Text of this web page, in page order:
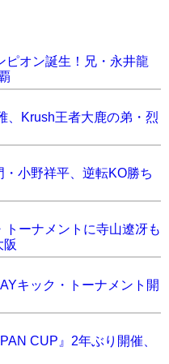
ピオン誕生！兄・永井龍
、Krush王者大鹿の弟・烈
・小野祥平、逆転KO勝ち
ーナメントに寺山遼冴も
阪
キック・トーナメント開
CUP』2年ぶり開催、